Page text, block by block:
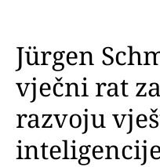
PRETPLATI SE
Jürgen
vječni rat
razvoju